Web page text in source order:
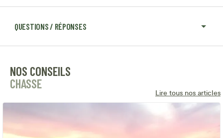
QUESTIONS / RÉPONSES
NOS CONSEILS
CHASSE
Lire tous nos articles